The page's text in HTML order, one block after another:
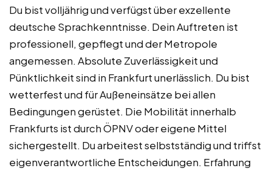
Du bist volljährig und verfügst über exzellente
deutsche Sprachkenntnisse. Dein Auftreten ist
professionell, gepflegt und der Metropole
angemessen. Absolute Zuverlässigkeit und
Pünktlichkeit sind in Frankfurt unerlässlich. Du bist
wetterfest und für Außeneinsätze bei allen
Bedingungen gerüstet. Die Mobilität innerhalb
Frankfurts ist durch ÖPNV oder eigene Mittel
sichergestellt. Du arbeitest selbstständig und triffst
eigenverantwortliche Entscheidungen. Erfahrung